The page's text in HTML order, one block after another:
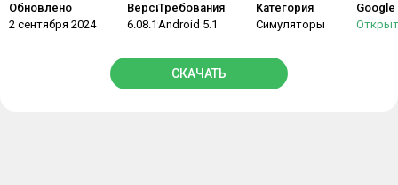
Обновлено
2 сентября 2024
Версия
6.08.19
Требования
Android 5.1
Категория
Симуляторы
Google
СКАЧАТЬ